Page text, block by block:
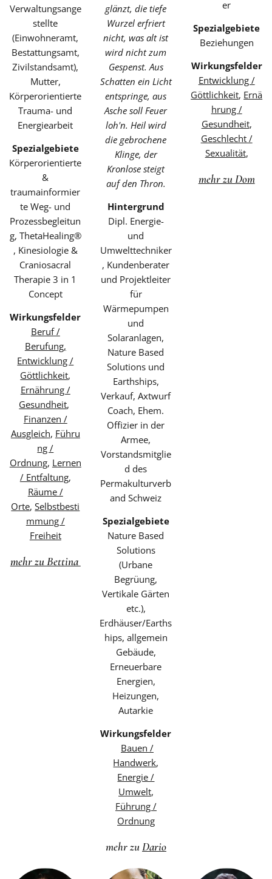
Verwaltungsange
stellte
(Einwohneramt,
Bestattungsamt,
Zivilstandsamt),
Mutter,
Körperorientierte
Trauma- und
Energiearbeit
Spezialgebiete
Körperorientierte
&
traumainformier
te Weg- und
Prozessbegleitun
g, ThetaHealing®
, Kinesiologie &
Craniosacral
Therapie 3 in 1
Concept
Wirkungsfelder
Beruf /
Berufung,
Entwicklung /
Göttlichkeit,
Ernährung /
Gesundheit,
Finanzen /
Ausgleich, Führu
ng /
Ordnung, Lernen
/ Entfaltung,
Räume /
Orte,Selbstbesti
mmung /
Freiheit
mehr zu Bettina
glänzt, die tiefe
Wurzel erfriert
nicht, was alt ist
wird nicht zum
Gespenst. Aus
Schatten ein Licht
entspringe, aus
Asche soll Feuer
loh'n. Heil wird
die gebrochene
Klinge, der
Kronlose steigt
auf den Thron.
Hintergrund
Dipl. Energie-
und
Umwelttechniker
, Kundenberater
und Projektleiter
für
Wärmepumpen
und
Solaranlagen,
Nature Based
Solutions und
Earthships,
Verkauf, Axtwurf
Coach, Ehem.
Offizier in der
Armee,
Vorstandsmitglie
d des
Permakulturverb
and Schweiz
Spezialgebiete
Nature Based
Solutions
(Urbane
Begrüung,
Vertikale Gärten
etc.),
Erdhäuser/Earths
hips, allgemein
Gebäude,
Erneuerbare
Energien,
Heizungen,
Autarkie
Wirkungsfelder
Bauen /
Handwerk,
Energie /
Umwelt,
Führung /
Ordnung
mehr zuDario
er
Spezialgebiete
Beziehungen
Wirkungsfelder
Entwicklung /
Göttlichkeit, Ernä
hrung /
Gesundheit,
Geschlecht /
Sexualität,
mehr zu Dom